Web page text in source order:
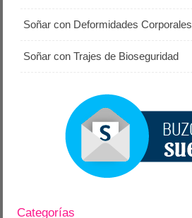
Soñar con Deformidades Corporales
Soñar con Trajes de Bioseguridad
Categorías